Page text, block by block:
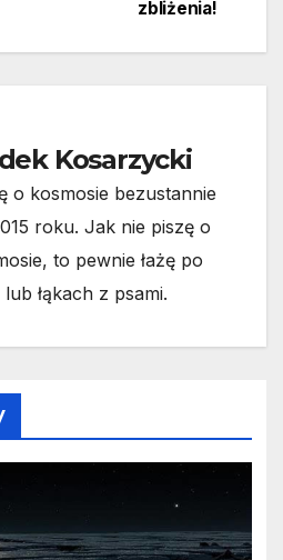
zbliżenia!
Kosarzycki
o kosmosie bezustannie
roku. Jak nie piszę o
to pewnie łażę po
lub łąkach z psami.